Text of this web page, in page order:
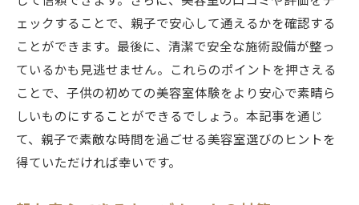
ェックすることで、親子で安心して通えるかを確認する
ことができます。最後に、清潔で安全な施術設備が整っ
ているかも見逃せません。これらのポイントを押さえる
ことで、子供の初めての美容室体験をより安心で素晴ら
しいものにすることができるでしょう。本記事を通じ
て、親子で素敵な時間を過ごせる美容室選びのヒントを
得ていただければ幸いです。